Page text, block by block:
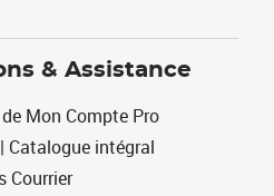
& Assistance
Mon Compte Pro
Catalogue intégral
Courrier